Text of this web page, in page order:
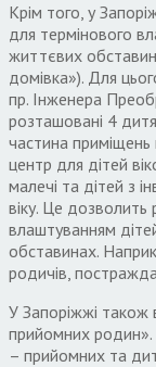
Крім того, у
для термінового
життєвих
домівка»). Для
пр. Інженера
розташовані 4
частина приміщень
центр для дітей
малечі та дітей з
віку. Це дозволить
влаштуванням
обставинах.
родичів,
У Запоріжжі також
прийомних родин».
– прийомних та